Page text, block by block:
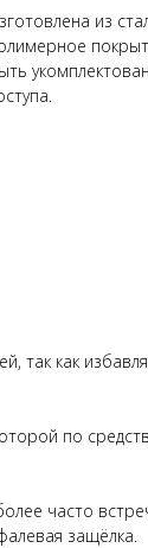
из
как
по
часто
защёлка.